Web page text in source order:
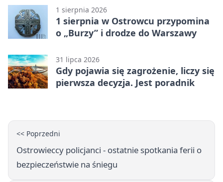
(Grupa IV)
1 sierpnia 2026
1 sierpnia w Ostrowcu przypomina
o „Burzy” i drodze do Warszawy
31 lipca 2026
Gdy pojawia się zagrożenie, liczy się
pierwsza decyzja. Jest poradnik
<< Poprzedni
Ostrowieccy policjanci - ostatnie spotkania ferii o
bezpieczeństwie na śniegu